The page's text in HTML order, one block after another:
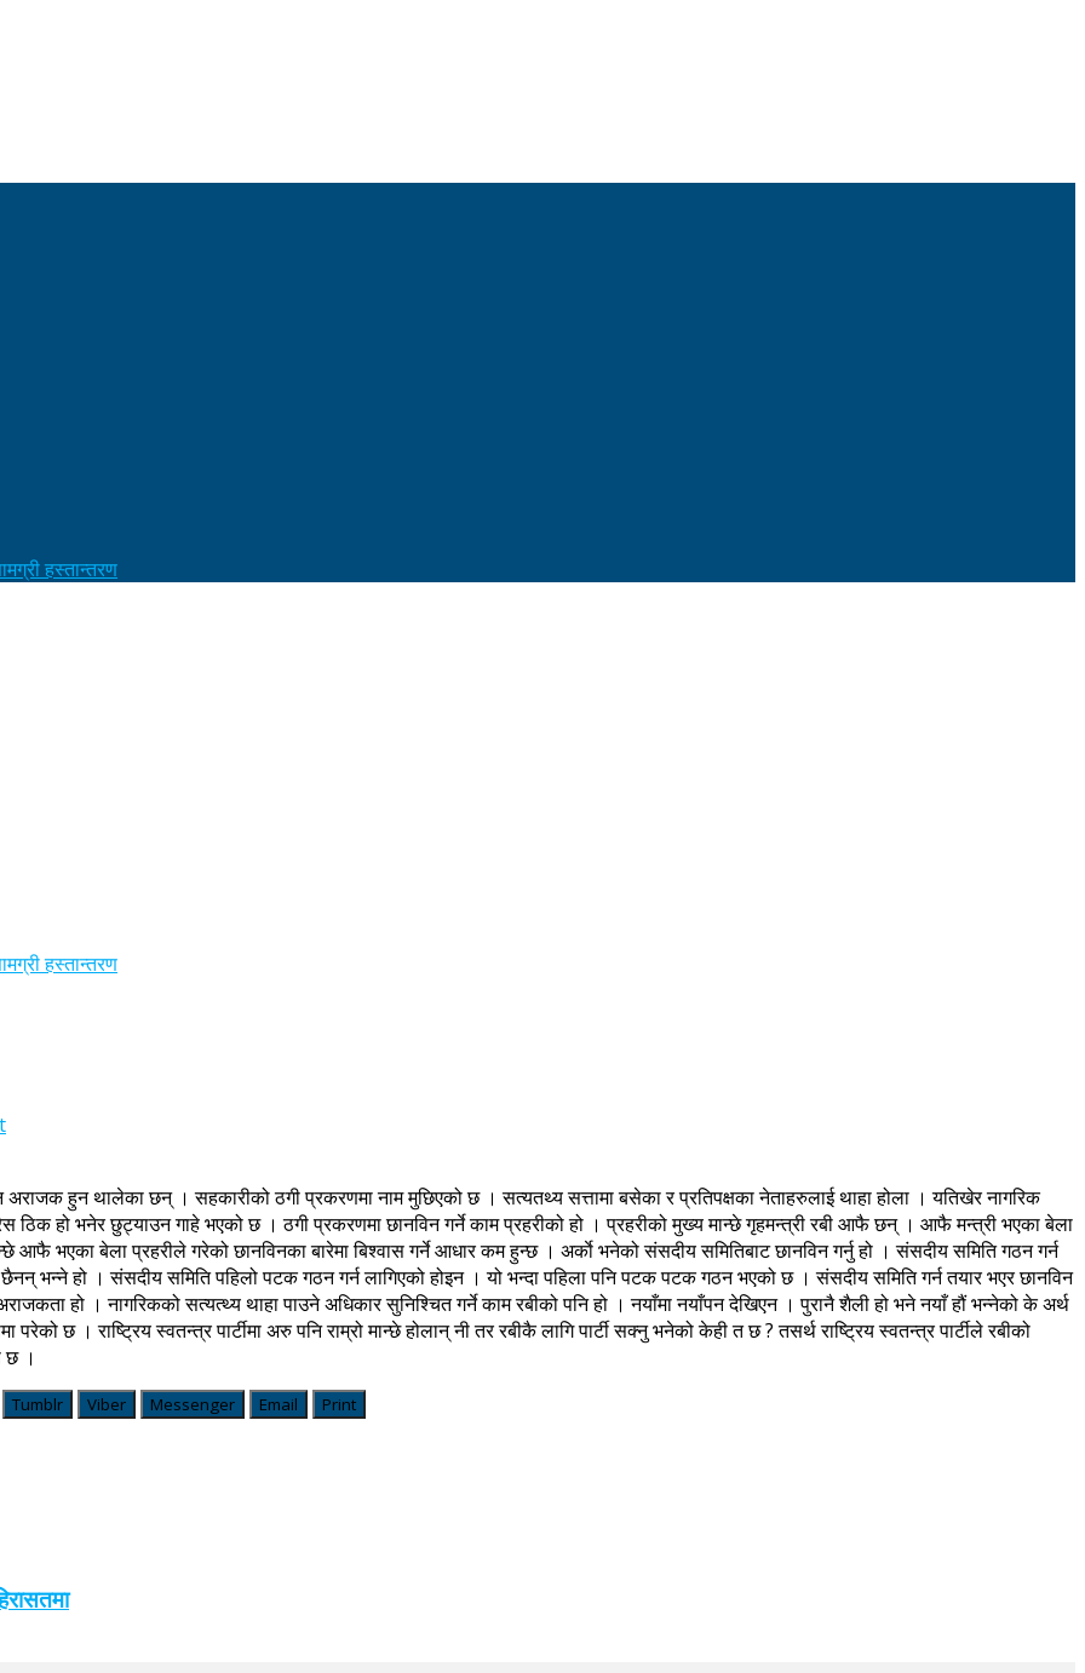
हस्तान्तरण
हस्तान्तरण
अराजक हुन थालेका छन् । सहकारीको ठगी प्रकरणमा नाम मुछिएको छ । सत्यतथ्य सत्तामा बसेका र प्रतिपक्षका नेताहरुलाई थाहा होला । यतिखेर नागरिक
ठिक हो भनेर छुट्याउन गाहे भएको छ । ठगी प्रकरणमा छानविन गर्ने काम प्रहरीको हो । प्रहरीको मुख्य मान्छे गृहमन्त्री रबी आफै छन् । आफै मन्त्री भएका बेला
भएका बेला प्रहरीले गरेको छानविनका बारेमा बिश्वास गर्ने आधार कम हुन्छ । अर्काे भनेको संसदीय समितिबाट छानविन गर्नु हो । संसदीय समिति गठन गर्न
भन्ने हो । संसदीय समिति पहिलो पटक गठन गर्न लागिएको होइन । यो भन्दा पहिला पनि पटक पटक गठन भएको छ । संसदीय समिति गर्न तयार भएर छानविन
हो । नागरिकको सत्यत्थ्य थाहा पाउने अधिकार सुनिश्चित गर्ने काम रबीको पनि हो । नयाँमा नयाँपन देखिएन । पुरानै शैली हो भने नयाँ हौं भन्नेको के अर्थ
छ । राष्ट्रिय स्वतन्त्र पार्टीमा अरु पनि राम्रो मान्छे होलान् नी तर रबीकै लागि पार्टी सक्नु भनेको केही त छ ? तसर्थ राष्ट्रिय स्वतन्त्र पार्टीले रबीको
छ ।
Tumblr Viber Messenger Email Print